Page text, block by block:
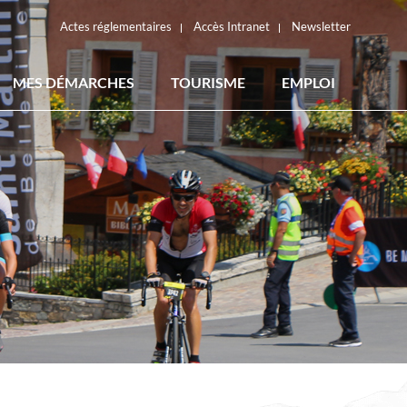
Actes réglementaires Accès Intranet Newsletter
MES DÉMARCHES TOURISME EMPLOI
ACTES RÉGLEMENTAIRES